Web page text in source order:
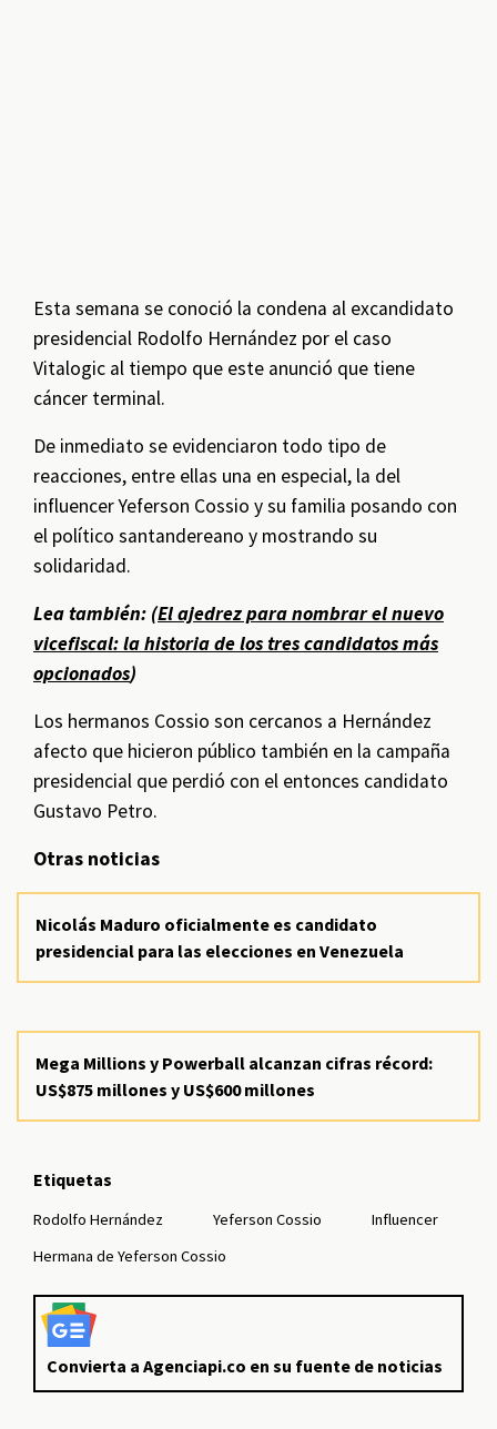
Esta semana se conoció la condena al excandidato
presidencial Rodolfo Hernández por el caso
Vitalogic al tiempo que este anunció que tiene
cáncer terminal.
De inmediato se evidenciaron todo tipo de
reacciones, entre ellas una en especial, la del
influencer Yeferson Cossio y su familia posando con
el político santandereano y mostrando su
solidaridad.
Lea también: (El ajedrez para nombrar el nuevo
vicefiscal: la historia de los tres candidatos más
opcionados)
Los hermanos Cossio son cercanos a Hernández
afecto que hicieron público también en la campaña
presidencial que perdió con el entonces candidato
Gustavo Petro.
Otras noticias
Nicolás Maduro oficialmente es candidato
presidencial para las elecciones en Venezuela
Mega Millions y Powerball alcanzan cifras récord:
US$875 millones y US$600 millones
Etiquetas
Rodolfo Hernández Yeferson Cossio
Influencer
Hermana de Yeferson Cossio
Convierta a Agenciapi.co en su fuente de noticias